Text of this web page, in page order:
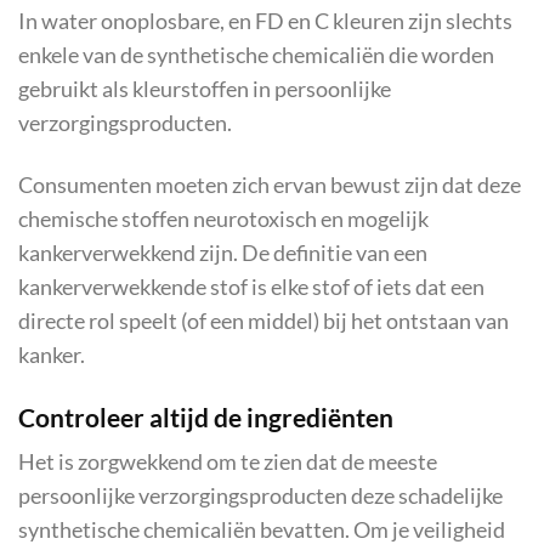
In water onoplosbare, en FD en C kleuren zijn slechts
enkele van de synthetische chemicaliën die worden
gebruikt als kleurstoffen in persoonlijke
verzorgingsproducten.
Consumenten moeten zich ervan bewust zijn dat deze
chemische stoffen neurotoxisch en mogelijk
kankerverwekkend zijn. De definitie van een
kankerverwekkende stof is elke stof of iets dat een
directe rol speelt (of een middel) bij het ontstaan van
kanker.
Controleer altijd de ingrediënten
Het is zorgwekkend om te zien dat de meeste
persoonlijke verzorgingsproducten deze schadelijke
synthetische chemicaliën bevatten. Om je veiligheid